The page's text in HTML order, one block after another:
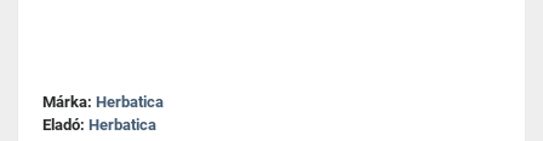
Márka: Herbatica
Eladó: Herbatica